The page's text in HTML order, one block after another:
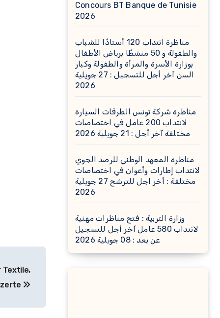
Textile,
Concours BT Banque de Tunisie
2026
مناظرة انتداب 120 أستاذًا للشباب
والطفولة و 50 منشطًا برياض الأطفال
بوزارة الأسرة والمرأة والطفولة وكبار
السن آخر أجل للتسجيل : 27 جويلية
2026
مناظرة شركة تونس الطرقات السيارة
لانتداب 200 عامل في اختصاصات
مختلفة آخر أجل : 21 جويلية 2026
مناظرة المعهد الوطني للرصد الجوي
لانتداب إطارات وأعوان في اختصاصات
مختلفة : أخر اجل للترشح 27 جويلية
2026
وزارة التربية : فتح مناظرات مهنية
لانتداب 580 عامل آخر أجل للتسجيل
عن بعد : 08 جويلية 2026